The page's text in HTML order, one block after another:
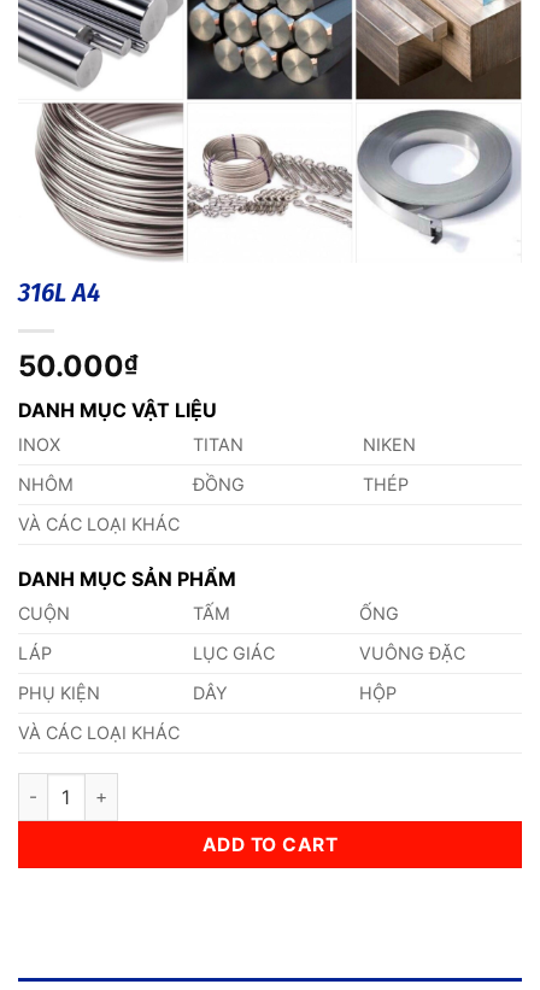
316L A4
50.000₫
DANH MỤC VẬT LIỆU
INOX TITAN
NIKEN
NHÔM
ĐỒNG
THÉP
VÀ CÁC LOẠI KHÁC
DANH MỤC SẢN PHẨM
CUỘN TẤM
ỐNG
LÁP
LỤC GIÁC
VUÔNG ĐẶC
PHỤ KIỆN
DÂY
HỘP
VÀ CÁC LOẠI KHÁC
316L A4 quantity
ADD TO CART